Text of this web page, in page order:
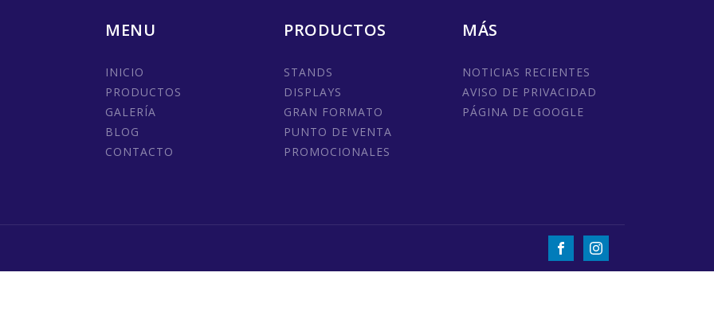
MENU
INICIO
PRODUCTOS
GALERÍA
BLOG
CONTACTO
PRODUCTOS
STANDS
DISPLAYS
GRAN FORMATO
PUNTO DE VENTA
PROMOCIONALES
MÁS
NOTICIAS RECIENTES
AVISO DE PRIVACIDAD
PÁGINA DE GOOGLE